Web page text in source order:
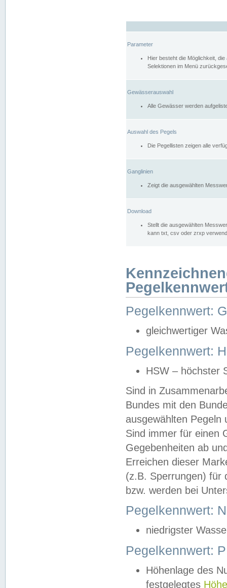
Parameter
Hier besteht die Möglichkeit,
Selektionen im Menü
Gewässerauswahl
Alle Gewässer werden
Auswahl des Pegels
Die Pegellisten zeigen alle
Ganglinien
Zeigt die ausgewählten
Download
Stellt die ausgewählten
kann txt, csv oder zrxp
Pegelkennwert:
gleichwertiger
Pegelkennwert:
HSW – höchster
Sind in
Bundes mit den
ausgewählten
Sind immer für einen
Gegebenheiten ab
Erreichen dieser
(z.B. Sperrungen) für
bzw. werden bei
Pegelkennwert:
niedrigster
Pegelkennwert:
Höhenlage des
festgelegtes